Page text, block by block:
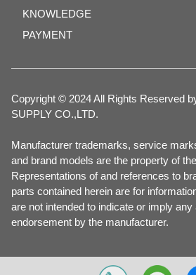
KNOWLEDGE
PAYMENT
Copyright © 2024 All Rights Reserved
SUPPLY CO.,LTD.
Manufacturer trademarks, service
and brand models are the property of
Representations of and references to
parts contained herein are for
are not intended to indicate or imply any
endorsement by the manufacturer.